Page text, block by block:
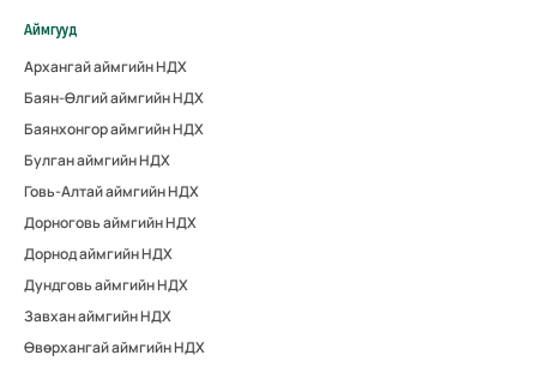
Аймгууд
Архангай аймгийн НДХ
Баян-Өлгий аймгийн НДХ
Баянхонгор аймгийн НДХ
Булган аймгийн НДХ
Говь-Алтай аймгийн НДХ
Дорноговь аймгийн НДХ
Дорнод аймгийн НДХ
Дундговь аймгийн НДХ
Завхан аймгийн НДХ
Өвөрхангай аймгийн НДХ